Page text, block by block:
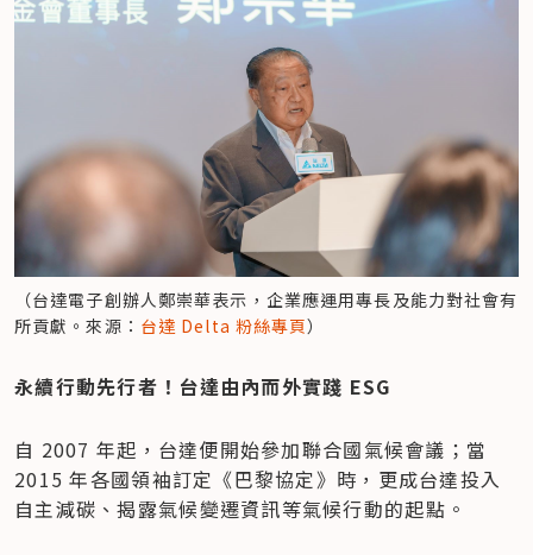
（台達電子創辦人鄭崇華表示，企業應運用專長及能力對社會有
所貢獻。來源： 台達 Delta 粉絲專頁）
永續行動先行者！台達由內而外實踐 ESG
自 2007 年起，台達便開始參加聯合國氣候會議；當
2015 年各國領袖訂定《巴黎協定》時，更成台達投入
自主減碳、揭露氣候變遷資訊等氣候行動的起點。